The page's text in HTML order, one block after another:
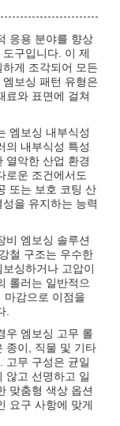
응용 분야를 향상
구입니다. 이 제
게 조각되어 모든
보싱 패턴 유형은
료와 표면에 걸쳐
엠보싱 내부식성
의 내부식성 특성
열악한 산업 환경
로운 조건에서도
또는 보호 코팅 산
을 유지하는 능력
비 엠보싱 솔루션
철 구조는 우수한
싱하거나 고압이
롤러는 일반적으
마감으로 이점을
.
우 엠보싱 고무 롤
종이, 직물 및 기타
고무 구성은 균일
않고 선명하고 일
맞춤형 색상 옵션
요구 사항에 맞게